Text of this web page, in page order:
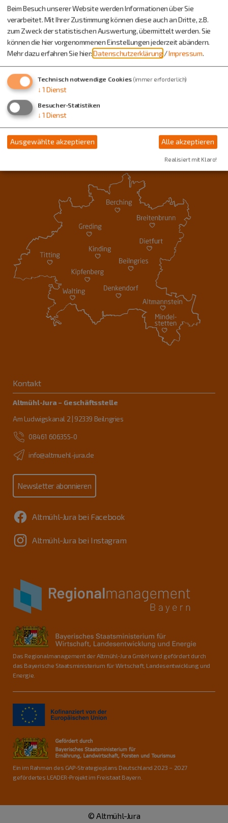
damit einverstanden.*
Absenden
*) Pflichtfeld
Eine Kopie dieser E-Mail wird an Ihre Adresse verschickt.
Kontakt
Altmühl-Jura – Geschäftsstelle
Am Ludwigskanal 2 | 92339 Beilngries
08461 606355-0
info@altmuehl-jura.de
Newsletter abonnieren
Altmühl-Jura bei Facebook
Altmühl-Jura bei Instagram
Das Regionalmanagement der Altmühl-Jura GmbH wird gefördert durch
das Bayerische Staatsministerium für Wirtschaft, Landesentwicklung und
Energie.
Ein im Rahmen des GAP-Strategieplans Deutschland 2023 – 2027
gefördertes LEADER-Projekt im Freistaat Bayern.
© Altmühl-Jura
Beim Besuch unserer Website werden Informationen über Sie
verarbeitet. Mit Ihrer Zustimmung können diese auch an Dritte, z.B.
zum Zweck der statistischen Auswertung, übermittelt werden. Sie
können die hier vorgenommenen Einstellungen jederzeit abändern.
Mehr dazu erfahren Sie hier:Datenschutzerklärung /Impressum.
Technisch notwendige Cookies (immer erforderlich)
↓ 1 Dienst
Besucher-Statistiken
↓ 1 Dienst
Ausgewählte akzeptieren Alle akzeptieren
Realisiert mit Klaro!